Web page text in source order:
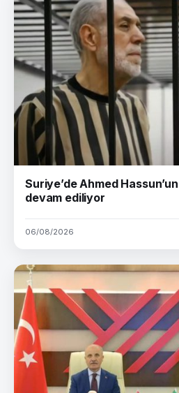
Suriye’de Ahmed
devam ediliyor
06/08/2026